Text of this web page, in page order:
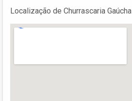
Localização de Churrascaria Gaúcha